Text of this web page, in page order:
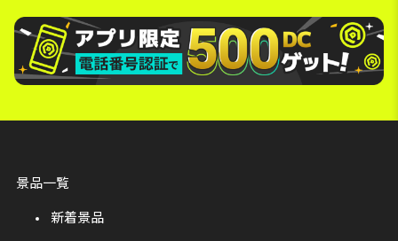
景品一覧
新着景品